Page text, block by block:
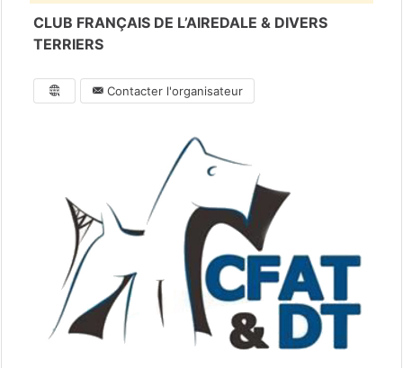
CLUB FRANÇAIS DE L’AIREDALE & DIVERS
TERRIERS
Contacter l'organisateur